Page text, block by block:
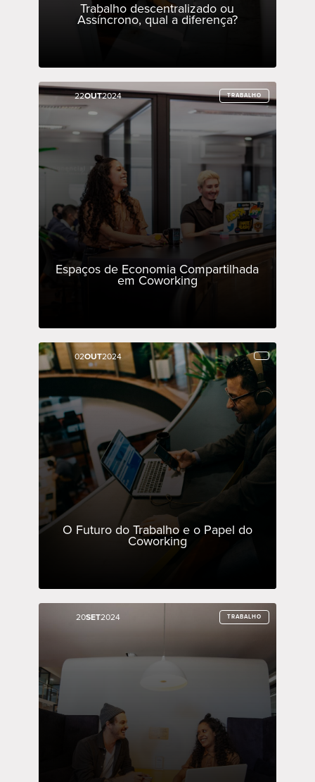
Trabalho descentralizado ou
Assíncrono, qual a diferença?
22OUT2024 TRABALHO
Espaços de Economia Compartilhada
em Coworking
22OUT2024 TRABALHO
02OUT2024
O Futuro do Trabalho e o Papel do
Coworking
02OUT2024
20SET2024 TRABALHO
20SET2024 TRABALHO